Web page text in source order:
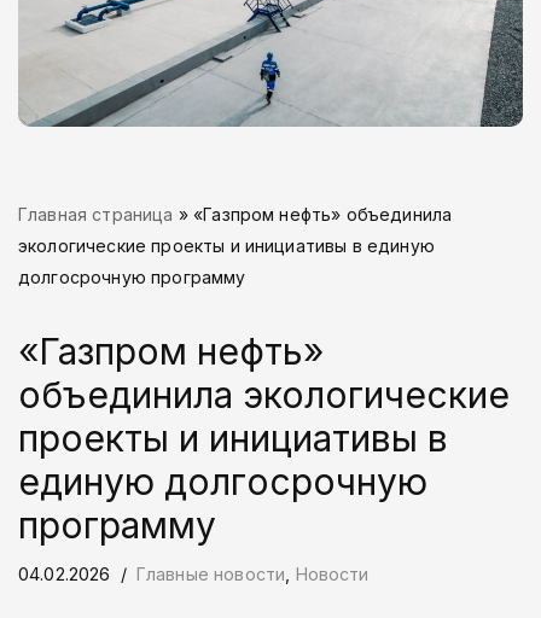
Главная страница »«Газпром нефть» объединила
экологические проекты и инициативы в единую
долгосрочную программу
«Газпром нефть»
объединила экологические
проекты и инициативы в
единую долгосрочную
программу
04.02.2026 Главные новости Новости